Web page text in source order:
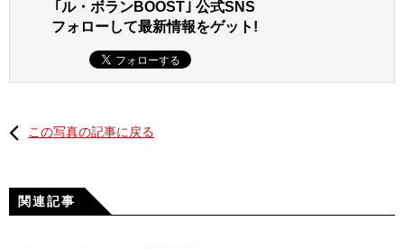
｢ル・ボランBOOST｣ 公式SNS
フォローして最新情報をゲット!
この写真の記事に戻る
関連記事